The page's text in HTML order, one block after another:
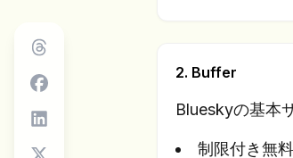
2. Buffer
Blueskyの基本
制限付き無